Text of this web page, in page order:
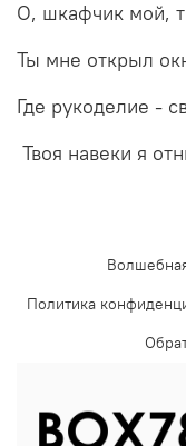
О, шкафчик мой,
Ты мне открыл
Где рукоделие -
Твоя навеки я
Политика